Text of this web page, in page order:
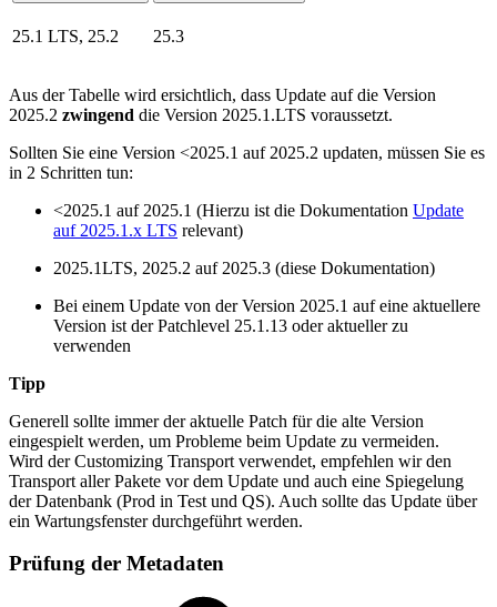
25.1 LTS, 25.2 25.3
Aus der Tabelle wird ersichtlich, dass Update auf die Version
2025.2 zwingend die Version 2025.1.LTS voraussetzt.
Sollten Sie eine Version <2025.1 auf 2025.2 updaten, müssen Sie es
in 2 Schritten tun:
<2025.1 auf 2025.1 (Hierzu ist die Dokumentation Update
auf 2025.1.x LTS relevant)
2025.1LTS, 2025.2 auf 2025.3 (diese Dokumentation)
Bei einem Update von der Version 2025.1 auf eine aktuellere
Version ist der Patchlevel 25.1.13 oder aktueller zu
verwenden
Tipp
Generell sollte immer der aktuelle Patch für die alte Version
eingespielt werden, um Probleme beim Update zu vermeiden.
Wird der Customizing Transport verwendet, empfehlen wir den
Transport aller Pakete vor dem Update und auch eine Spiegelung
der Datenbank (Prod in Test und QS). Auch sollte das Update über
ein Wartungsfenster durchgeführt werden.
Prüfung der Metadaten